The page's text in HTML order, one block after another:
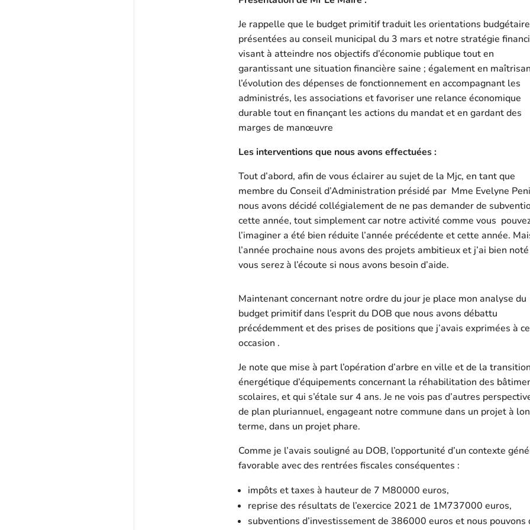
Je rappelle que le budget primitif traduit les orientations
présentées au conseil municipal du 3 mars et notre stratégie
visant à atteindre nos objectifs d’économie publique tout en
garantissant une situation financière saine ; également en
l’évolution des dépenses de fonctionnement en accompagnant les
administrés, les associations et favoriser une relance économique
durable tout en finançant les actions du mandat et en gardant des
marges de manœuvre
Les interventions que nous avons effectuées :
Tout d’abord, afin de vous éclairer au sujet de la Mjc, en tant que
membre du Conseil d’Administration présidé par Mme Evelyne
nous avons décidé collégialement de ne pas demander de
cette année, tout simplement car notre activité comme vous
l’imaginer a été bien réduite l’année précédente et cette année.
l’année prochaine nous avons des projets ambitieux et j’ai bien
vous serez à l’écoute si nous avons besoin d’aide.
Maintenant concernant notre ordre du jour je place mon analyse du
budget primitif dans l’esprit du DOB que nous avons débattu
précédemment et des prises de positions que j’avais exprimées à
occasion .
Je note que mise à part l’opération d’arbre en ville et de la transition
énergétique d’équipements concernant la réhabilitation des
scolaires, et qui s’étale sur 4 ans. Je ne vois pas d’autres
de plan pluriannuel, engageant notre commune dans un projet à
terme, dans un projet phare.
Comme je l’avais souligné au DOB, l’opportunité d’un contexte
favorable avec des rentrées fiscales conséquentes :
impôts et taxes à hauteur de 7 M80000 euros,
reprise des résultats de l’exercice 2021 de 1M737000 euros,
subventions d’investissement de 386000 euros et nous pouvons